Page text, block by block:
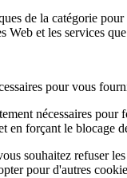
de la catégorie
Web et les services
pour vous
nécessaires
en forçant le blocage
souhaitez refuser
pour d'autres